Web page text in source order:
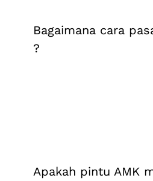
Bagaimana cara
?
Apakah pintu AMK